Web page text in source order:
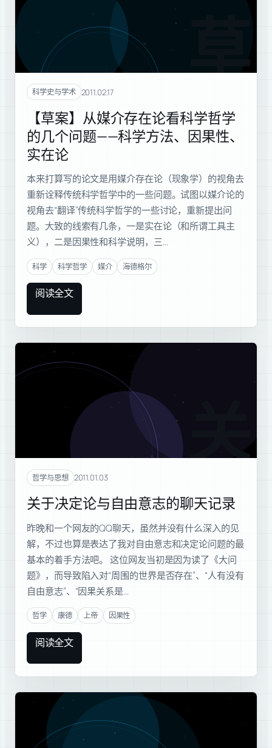
草案
科学史与学术 2011.02.17
【草案】从媒介存在论看科学哲学
的几个问题——科学方法、因果性、
实在论
本来打算写的论文是用媒介存在论（现象学）的视角去
重新诠释传统科学哲学中的一些问题。试图以媒介论的
视角去“翻译”传统科学哲学的一些讨论，重新提出问
题。大致的线索有几条，一是实在论（和所谓工具主
义），二是因果性和科学说明，三…
科学 科学哲学 媒介 海德格尔
阅读全文
关于
哲学与思想 2011.01.03
关于决定论与自由意志的聊天记录
昨晚和一个网友的QQ聊天，虽然并没有什么深入的见
解，不过也算是表达了我对自由意志和决定论问题的最
基本的着手方法吧。 这位网友当初是因为读了《大问
题》，而导致陷入对“周围的世界是否存在”、“人有没有
自由意志”、“因果关系是…
哲学 康德 上帝 因果性
阅读全文